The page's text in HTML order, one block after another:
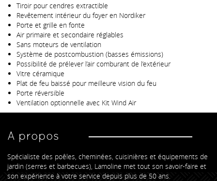
Tiroir pour cendres extractible
Revêtement intérieur du foyer en Nordiker
Porte et grille en fonte
Air primaire et secondaire réglables
Sans moteurs de ventilation
Système de postcombustion (basses émissions)
Possibilité de prélever l’air comburant de l’extérieur
Vitre céramique
Plat de feu baissé pour meilleure vision du feu
Porte réversible
Ventilation optionnelle avec Kit Wind Air
A propos
Spécialiste des poêles, cheminées, cuisinières et équipements de
jardin (serres et barbecues), Lamoline met tout son savoir-faire et
son expérience à votre service depuis plus de 50 ans.